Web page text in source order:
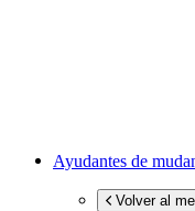
Ayudantes de
Volver al